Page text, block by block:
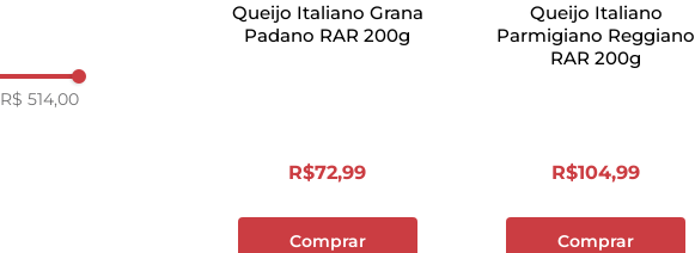
R$ 514,00
Queijo Italiano Grana
Padano RAR 200g
R$72,99
Comprar
Queijo Italiano
Parmigiano Reggiano
RAR 200g
R$104,99
Comprar